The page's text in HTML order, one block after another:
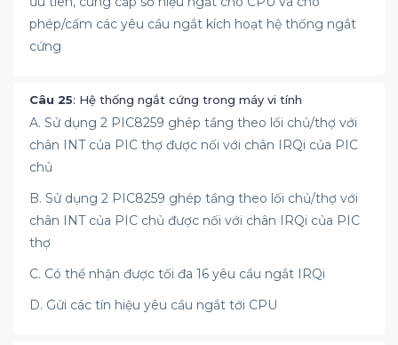
phép/cấm các yêu cầu ngắt kích hoạt hệ thống ngắt
cứng
Câu 25: Hệ thống ngắt cứng trong máy vi tính
A. Sử dụng 2 PIC8259 ghép tầng theo lối chủ/thợ với
chân INT của PIC thợ được nối với chân IRQi của PIC
chủ
B. Sử dụng 2 PIC8259 ghép tầng theo lối chủ/thợ với
chân INT của PIC chủ được nối với chân IRQi của PIC
thợ
C. Có thể nhận được tối đa 16 yêu cầu ngắt IRQi
D. Gửi các tín hiệu yêu cầu ngắt tới CPU